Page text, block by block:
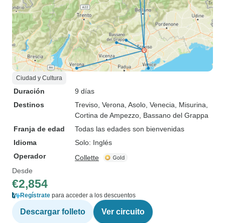
Ciudad y Cultura
Duración
9 días
Destinos
Treviso , Verona , Asolo , Venecia , Misurina
Cortina de Ampezzo , Bassano del Grappa
Franja de edad
Todas las edades son bienvenidas
Idioma
Solo: Inglés
Operador
Collette
Desde
€2,854
Regístrate para acceder a los descuentos
Descargar folleto Ver circuito